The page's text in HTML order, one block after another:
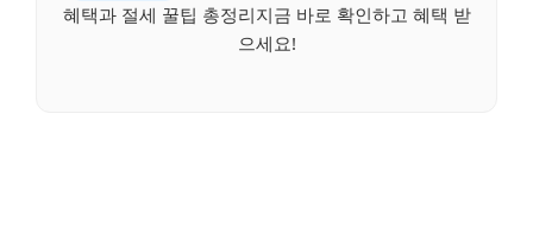
혜택과 절세 꿀팁 총정리지금 바로 확인하고 혜택 받
으세요!